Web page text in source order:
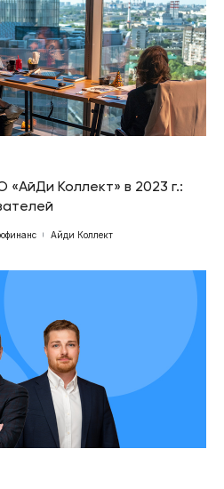
«АйДи Коллект» в 2023 г.:
Айди Коллект